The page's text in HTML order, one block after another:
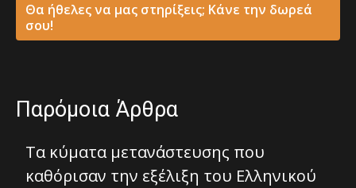
Θα ήθελες να μας στηρίξεις; Κάνε την δωρεά
σου!
Παρόμοια Άρθρα
Τα κύματα μετανάστευσης που
καθόρισαν την εξέλιξη του Ελληνικού